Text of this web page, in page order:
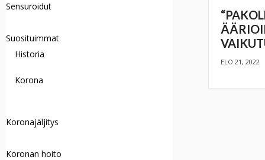
ELO 21, 2022
Sensuroidut
Suosituimmat
Historia
Korona
Koronajäljitys
Koronan hoito